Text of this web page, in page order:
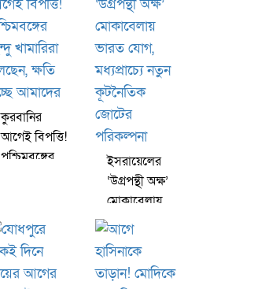
কুরবানির
আগেই বিপত্তি!
পশ্চিমবঙ্গের
ইসরায়েলের
‘উগ্রপন্থী অক্ষ’
মোকাবেলায়
ভারত যোগ,
মধ্যপ্রাচ্যে নতুন
কূটনৈতিক
জোটের